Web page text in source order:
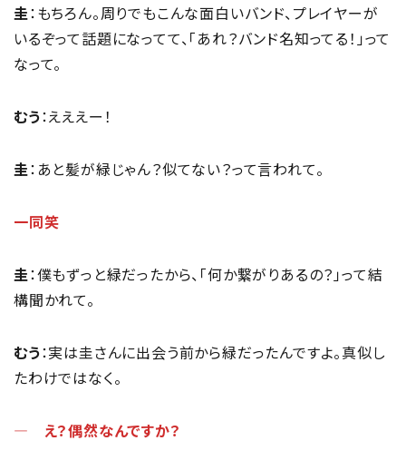
圭：もちろん。周りでもこんな面白いバンド、プレイヤーが
いるぞって話題になってて、「あれ？バンド名知ってる！」って
なって。
むう：えええー！
圭：あと髪が緑じゃん？似てない？って言われて。
一同笑
圭：僕もずっと緑だったから、「何か繋がりあるの？」って結
構聞かれて。
むう：実は圭さんに出会う前から緑だったんですよ。真似し
たわけではなく。
― え？偶然なんですか？